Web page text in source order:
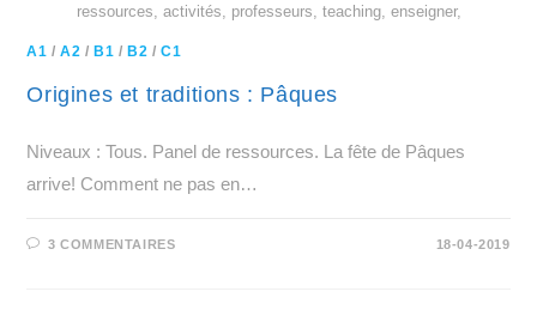
ressources, activités, professeurs, teaching, enseigner,
A1 /A2 /B1 /B2 /C1
Origines et traditions : Pâques
Niveaux : Tous. Panel de ressources. La fête de Pâques
arrive! Comment ne pas en…
3 COMMENTAIRES 18-04-2019